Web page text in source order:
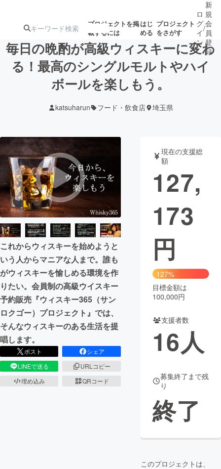
プロジェクトを掲
載するには
はじ
める
プロジェクト
をさがす
注目のリ 注目の新着プロ 募集終了が近いプ
ロジェクト
テクノロジー・ガジェット
映像・映画 書籍・雑誌
ビジネス・起業 チャレンジ
まちづくり・地域活性化
CAMPFIRE for Social Good
CAMPFIRE Creation
CAMPFIREふるさと納税machi-ya コミュニティ
ロ
グ
イ
ン
/
新
規
会
員
登
録
毎日の晩酌が高級ウィスキーに変わ
る！最高のシングルモルトやハイ
ボールを楽しもう。
katsuharun フード・飲食店 埼玉県
これからウィスキーを始めようと
いう人からマニアな人まで。誰も
がウィスキーを愉しめる環境を作
りたい。会員制の高級ウイスキー
予約販売『ウィスキー365（サン
ロクゴー）プロジェクト』では、
そんなウィスキーのある生活を提
唱します。
ポスト
シェア
LINEで送る
URLコピー
埋め込み
QRコード
現在の支援総
額
127,
173
円
127%
目標金額は
100,000円
支援者数
16人
募集終了まで残
り
終了
このプロジェクトは、